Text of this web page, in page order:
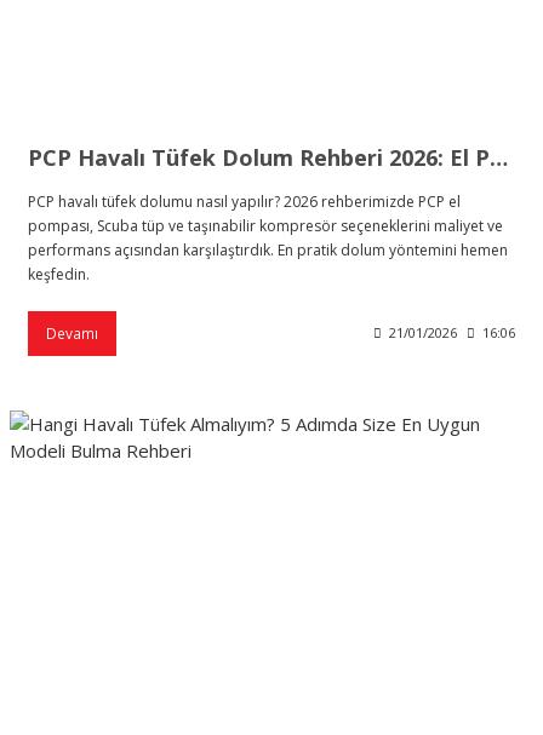
PCP Havalı Tüfek Dolum Rehberi 2026: El Pompası, Scuba Tüp ve Kompresör Seçimi
PCP havalı tüfek dolumu nasıl yapılır? 2026 rehberimizde PCP el
pompası, Scuba tüp ve taşınabilir kompresör seçeneklerini maliyet ve
performans açısından karşılaştırdık. En pratik dolum yöntemini hemen
keşfedin.
Devamı 21/01/2026 16:06